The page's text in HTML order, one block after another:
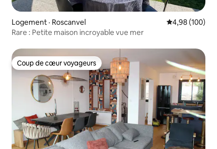
Logement · Roscanvel Note
4,98 (100)
Rare : Petite maison incroyable vue mer
Coup de cœur voyageurs
Coup de cœur voyageurs